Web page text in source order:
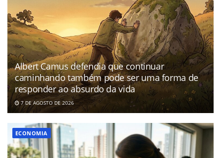
Albert Camus defendia que continuar
caminhando também pode ser uma forma de
responder ao absurdo da vida
7 DE AGOSTO DE 2026
ECONOMIA